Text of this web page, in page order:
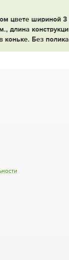
цвете шириной 3
длина
коньке. Без